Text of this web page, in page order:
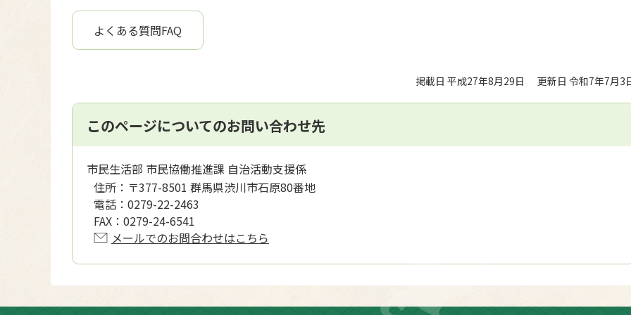
よくある質問FAQ
掲載日 平成27年8月29日 更新日 令和7年7月3
このページについてのお問い合わせ先
市民生活部 市民協働推進課 自治活動支援係
住所： 〒377-8501 群馬県渋川市石原80番地
電話： 0279-22-2463
FAX： 0279-24-6541
メールでのお問合わせはこちら